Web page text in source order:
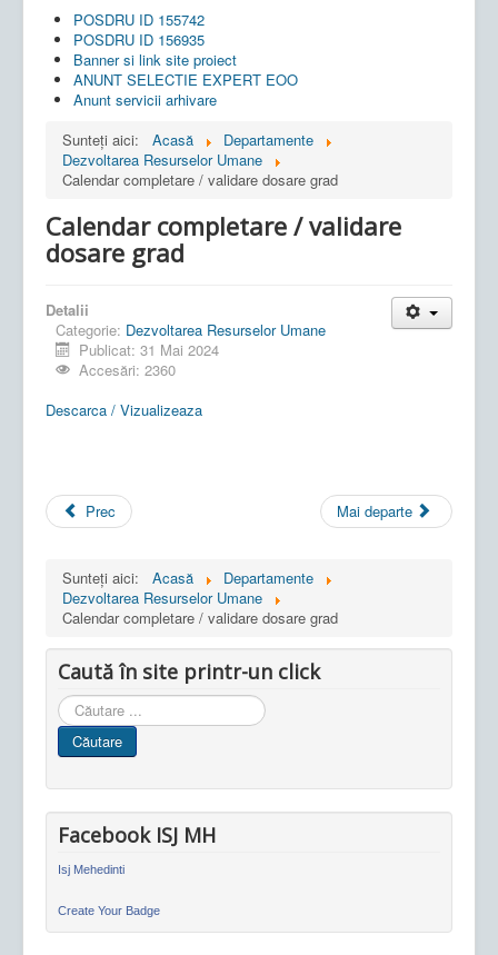
POSDRU ID 155742
POSDRU ID 156935
Banner si link site proiect
ANUNT SELECTIE EXPERT EOO
Anunt servicii arhivare
Sunteți aici:
Acasă
Departamente
Dezvoltarea Resurselor Umane
Calendar completare / validare dosare grad
Calendar completare / validare
dosare grad
Detalii
Categorie: Dezvoltarea Resurselor Umane
Publicat: 31 Mai 2024
Accesări: 2360
Descarca / Vizualizeaza
Prec Mai departe
Sunteți aici: Acasă
Departamente
Dezvoltarea Resurselor Umane
Calendar completare / validare dosare grad
Caută în site printr-un click
Cauta
in
site
Căutare
Facebook ISJ MH
Isj Mehedinti
Create Your Badge